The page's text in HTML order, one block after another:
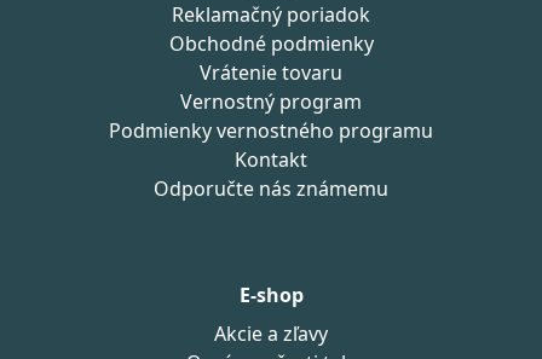
Reklamačný poriadok
Obchodné podmienky
Vrátenie tovaru
Vernostný program
Podmienky vernostného programu
Kontakt
Odporučte nás známemu
E-shop
Akcie a zľavy